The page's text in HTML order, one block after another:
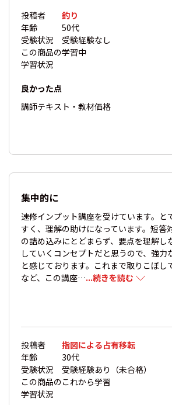
投稿者
釣り
年齢
50代
受験状況
受験経験なし
この商品の
学習状況
学習中
良かった点
講師テキスト・教材価格
集中的に
速修インプット講座を受けています。と
すく、理解の助けになっています。短答
の詰め込みにとどまらず、要点を理解し
していくコンセプトだと思うので、強力
と感じております。これまで取りこぼし
など、この講座…...続きを読む
投稿者
指図による占有移転
年齢
30代
受験状況
受験経験あり（未合格）
この商品の
学習状況
これから学習